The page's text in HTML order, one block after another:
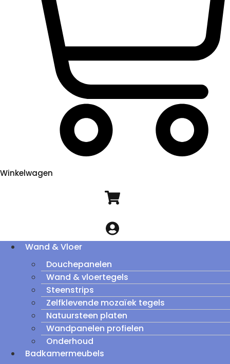
Winkelwagen
Wand & Vloer
Douchepanelen
Wand & vloertegels
Steenstrips
Zelfklevende mozaïek tegels
Natuursteen platen
Wandpanelen profielen
Onderhoud
Badkamermeubels